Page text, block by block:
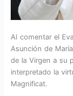
Al comentar el
Asunción de
de la Virgen a su
interpretado la
Magnificat.